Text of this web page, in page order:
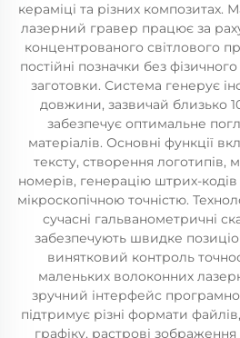
кераміці та різних
лазерний гравер працює за
концентрованого світлового
постійні позначки без
заготовки. Система генерує
довжини, зазвичай близько
забезпечує оптимальне
матеріалів. Основні функції
тексту, створення логотипів,
номерів, генерацію штрих-кодів
мікроскопічною точністю.
сучасні гальванометричні
забезпечують швидке
винятковий контроль
маленьких волоконних
зручний інтерфейс
підтримує різні формати
графіку, растрові